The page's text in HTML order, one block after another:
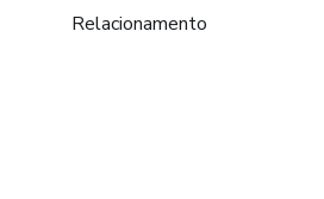
Relacionamento